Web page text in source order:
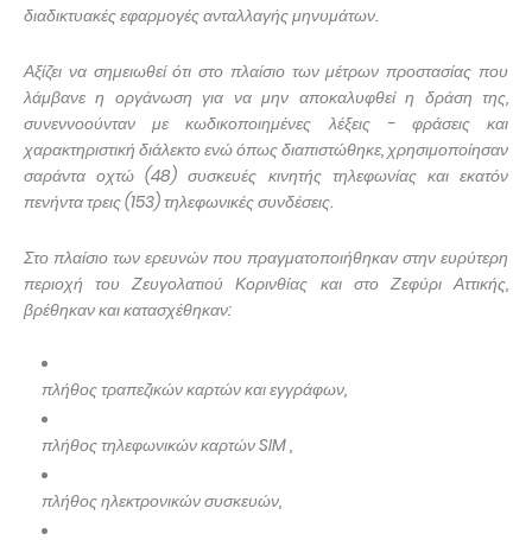
διαδικτυακές εφαρμογές ανταλλαγής μηνυμάτων.
Αξίζει να σημειωθεί ότι στο πλαίσιο των μέτρων προστασίας που
λάμβανε η οργάνωση για να μην αποκαλυφθεί η δράση της,
συνεννοούνταν με κωδικοποιημένες λέξεις - φράσεις και
χαρακτηριστική διάλεκτο ενώ όπως διαπιστώθηκε, χρησιμοποίησαν
σαράντα οχτώ (48) συσκευές κινητής τηλεφωνίας και εκατόν
πενήντα τρεις (153) τηλεφωνικές συνδέσεις.
Στο πλαίσιο των ερευνών που πραγματοποιήθηκαν στην ευρύτερη
περιοχή του Ζευγολατιού Κορινθίας και στο Ζεφύρι Αττικής,
βρέθηκαν και κατασχέθηκαν:
πλήθος τραπεζικών καρτών και εγγράφων,
πλήθος τηλεφωνικών καρτώνSIM,
πλήθος ηλεκτρονικών συσκευών,